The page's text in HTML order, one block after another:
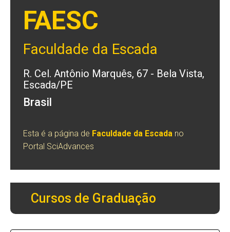
FAESC
Faculdade da Escada
R. Cel. Antônio Marquês, 67 - Bela Vista,
Escada/PE
Brasil
Esta é a página de Faculdade da Escada no
Portal SciAdvances
Cursos de Graduação